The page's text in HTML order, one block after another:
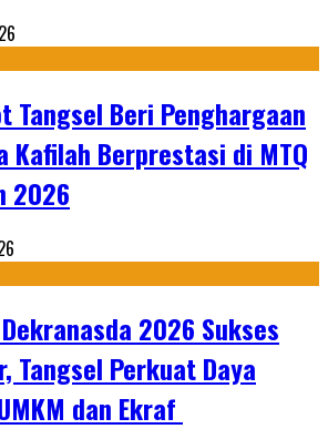
Tangsel Beri Penghargaan
Kafilah Berprestasi di MTQ
2026
2026 Sukses
Tangsel Perkuat Daya
dan Ekraf